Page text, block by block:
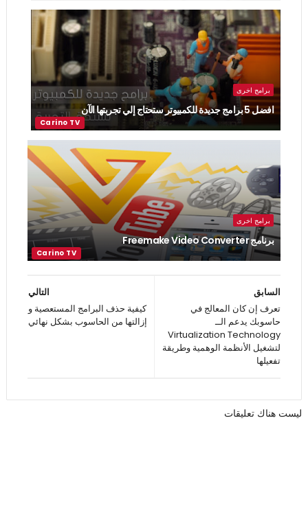
برامج اخرى
افضل 5 برامج جديدة للكمبيوتر ستحتاج إلي تجربتها الآن
برامج اخرى
برنامج Freemake Video Converter
التالي
كيفية حذف البرامج المستعصية و
إزالتها من الحاسوب بشكل نهائي
السابق
تعرف إن كان المعالج في
حاسوبك يدعم الــ
Virtualization Technology
لتشغيل الأنظمة الوهمية وطريقة
تفعيلها
ليست هناك تعليقات